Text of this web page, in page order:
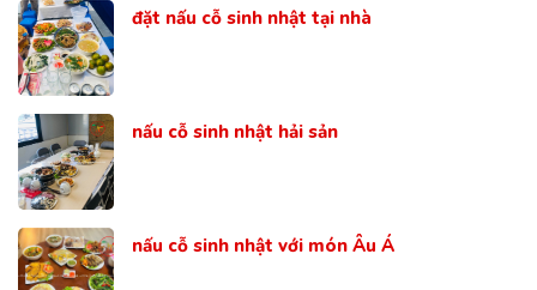
đặt nấu cỗ sinh nhật tại nhà
nấu cỗ sinh nhật hải sản
nấu cỗ sinh nhật với món Âu Á